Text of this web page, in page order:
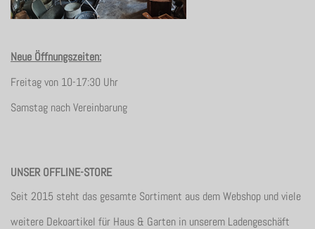
Neue Öffnungszeiten:
Freitag von 10-17:30 Uhr
Samstag nach Vereinbarung
UNSER OFFLINE-STORE
Seit 2015 steht das gesamte Sortiment aus dem Webshop und viele
weitere Dekoartikel für Haus & Garten in unserem Ladengeschäft